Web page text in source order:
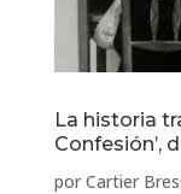
La historia
Confesión’,
por Cartier